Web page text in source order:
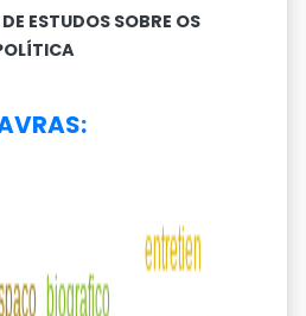
ESTUDOS SOBRE OS